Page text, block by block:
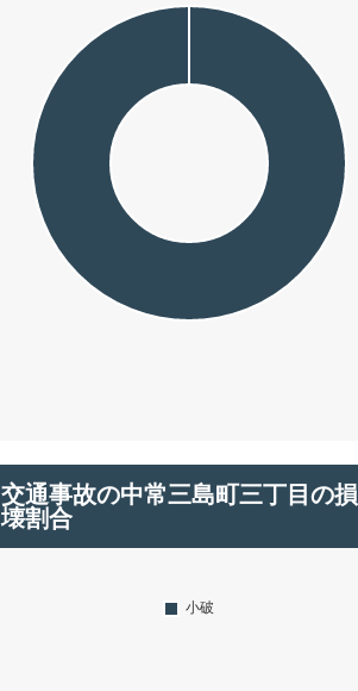
交通事故の中常三島町三丁目の損
壊割合